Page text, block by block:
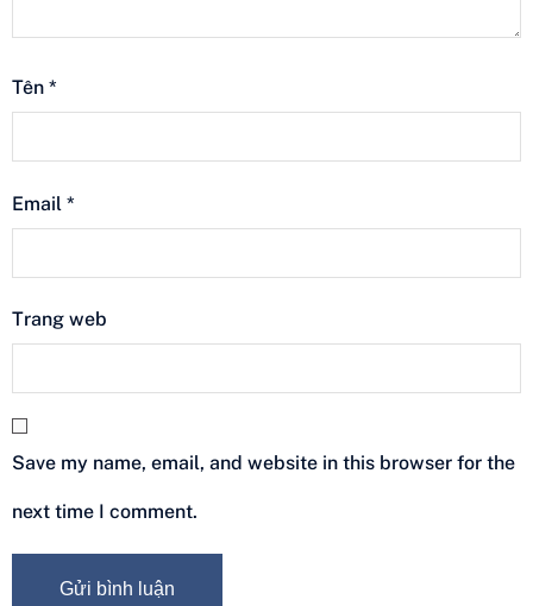
Tên *
Email *
Trang web
Save my name, email, and website in this browser for the
next time I comment.